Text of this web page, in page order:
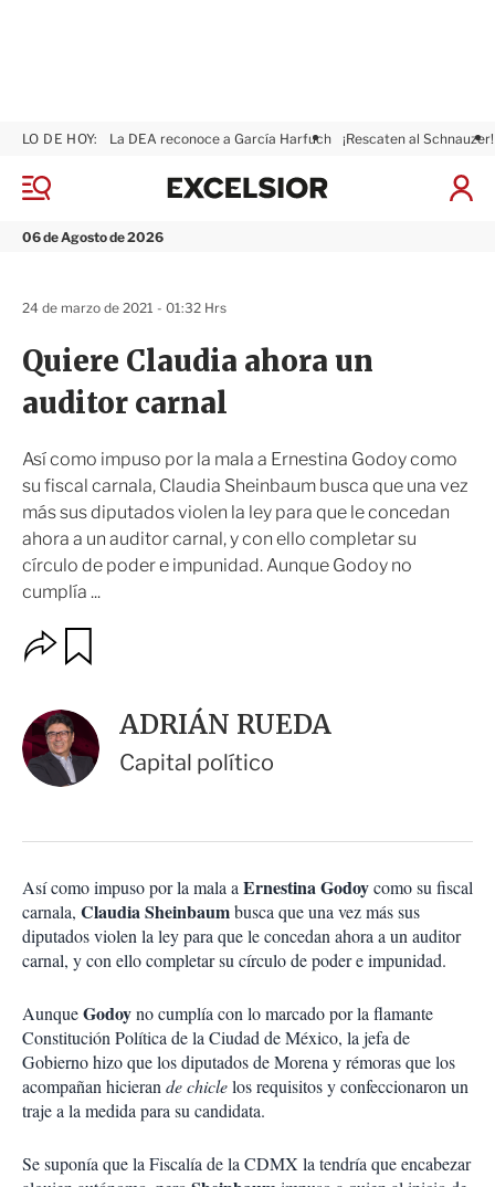
M
n
06 de Agosto de 2026
LO DE HOY: La DEA reconoce a García Harfuch ¡Rescaten al Schnauzer!
I
x
Quiere Claudia ahora un
auditor carnal
Así como impuso por la mala a Ernestina Godoy como
su fiscal carnala, Claudia Sheinbaum busca que una vez
más sus diputados violen la ley para que le concedan
ahora a un auditor carnal, y con ello completar su
círculo de poder e impunidad. Aunque Godoy no
cumplía ...
24 de marzo de 2021 - 01:32 Hrs
O
p
o
n
e
s
c
m
p
a
r
t
r
a
r
ADRIÁN RUEDA
Capital político
Así como impuso por la mala a Ernestina Godoycomo su fiscal
carnala, Claudia Sheinbaumbusca que una vez más sus
diputados violen la ley para que le concedan ahora a un auditor
carnal, y con ello completar su círculo de poder e impunidad.
AunqueGodoyno cumplía con lo marcado por la flamante
Constitución Política de la Ciudad de México, la jefa de
Gobierno hizo que los diputados de Morena y rémoras que los
acompañan hicieran de chiclelos requisitos y confeccionaron un
traje a la medida para su candidata.
Se suponía que la Fiscalía de la CDMX la tendría que encabezar